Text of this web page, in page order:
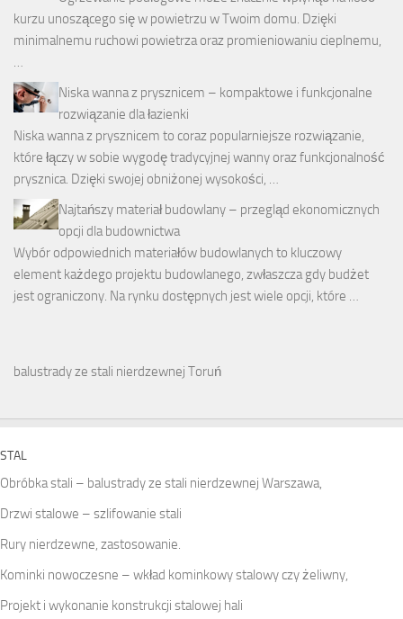
kurzu unoszącego się w powietrzu w Twoim domu. Dzięki
minimalnemu ruchowi powietrza oraz promieniowaniu cieplnemu,
…
Niska wanna z prysznicem – kompaktowe i funkcjonalne
rozwiązanie dla łazienki
Niska wanna z prysznicem to coraz popularniejsze rozwiązanie,
które łączy w sobie wygodę tradycyjnej wanny oraz funkcjonalność
prysznica. Dzięki swojej obniżonej wysokości, …
Najtańszy materiał budowlany – przegląd ekonomicznych
opcji dla budownictwa
Wybór odpowiednich materiałów budowlanych to kluczowy
element każdego projektu budowlanego, zwłaszcza gdy budżet
jest ograniczony. Na rynku dostępnych jest wiele opcji, które …
balustrady ze stali nierdzewnej Toruń
STAL
Obróbka stali – balustrady ze stali nierdzewnej Warszawa,
Drzwi stalowe – szlifowanie stali
Rury nierdzewne, zastosowanie.
Kominki nowoczesne – wkład kominkowy stalowy czy żeliwny,
Projekt i wykonanie konstrukcji stalowej hali